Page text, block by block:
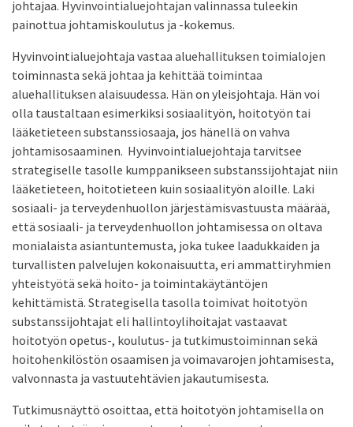
johtajaa. Hyvinvointialuejohtajan valinnassa tuleekin
painottua johtamiskoulutus ja -kokemus.
Hyvinvointialuejohtaja vastaa aluehallituksen toimialojen
toiminnasta sekä johtaa ja kehittää toimintaa
aluehallituksen alaisuudessa. Hän on yleisjohtaja. Hän voi
olla taustaltaan esimerkiksi sosiaalityön, hoitotyön tai
lääketieteen substanssiosaaja, jos hänellä on vahva
johtamisosaaminen. Hyvinvointialuejohtaja tarvitsee
strategiselle tasolle kumppanikseen substanssijohtajat niin
lääketieteen, hoitotieteen kuin sosiaalityön aloille. Laki
sosiaali- ja terveydenhuollon järjestämisvastuusta määrää,
että sosiaali- ja terveydenhuollon johtamisessa on oltava
monialaista asiantuntemusta, joka tukee laadukkaiden ja
turvallisten palvelujen kokonaisuutta, eri ammattiryhmien
yhteistyötä sekä hoito- ja toimintakäytäntöjen
kehittämistä. Strategisella tasolla toimivat hoitotyön
substanssijohtajat eli hallintoylihoitajat vastaavat
hoitotyön opetus-, koulutus- ja tutkimustoiminnan sekä
hoitohenkilöstön osaamisen ja voimavarojen johtamisesta,
valvonnasta ja vastuutehtävien jakautumisesta.
Tutkimusnäyttö osoittaa, että hoitotyön johtamisella on